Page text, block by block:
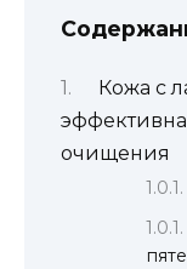
Кожа с
очищения